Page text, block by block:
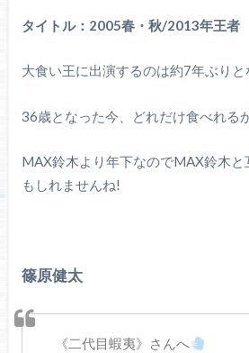
タイトル：2005春・秋/2013年王者
大食い王に出演するのは約7年ぶりと
36歳となった今、どれだけ食べれる
MAX鈴木より年下なのでMAX鈴木
もしれませんね!
篠原健太
《二代目蝦夷》さんへ